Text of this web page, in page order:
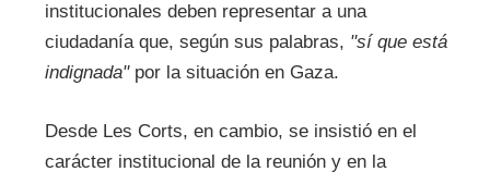
institucionales deben representar a una
ciudadanía que, según sus palabras, "sí que está
indignada"por la situación en Gaza.
Desde Les Corts, en cambio, se insistió en el
carácter institucional de la reunión y en la